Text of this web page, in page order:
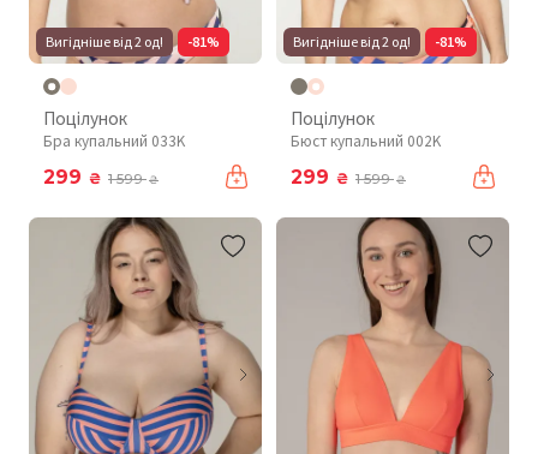
Вигідніше від 2 од! -81%
Поцілунок
Бра купальний 033K
299 ₴ 1 599₴
Вигідніше від 2 од! -81%
Поцілунок
Бюст купальний 002K
299 ₴ 1 599₴